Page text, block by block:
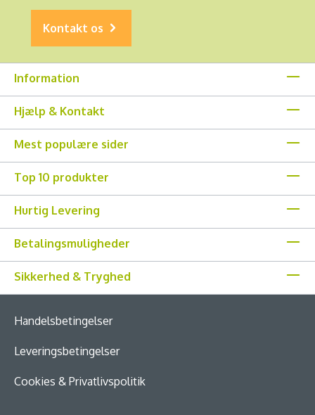
Kontakt os
Information
Hjælp & Kontakt
Mest populære sider
Top 10 produkter
Hurtig Levering
Betalingsmuligheder
Sikkerhed & Tryghed
Handelsbetingelser
Leveringsbetingelser
Cookies & Privatlivspolitik